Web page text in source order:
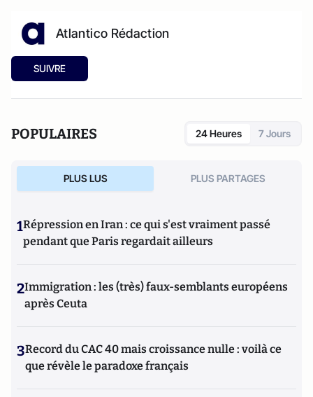
Atlantico Rédaction
SUIVRE
POPULAIRES 24 Heures 7 Jours
PLUS LUS PLUS PARTAGES
1Répression en Iran : ce qui s'est vraiment passé
pendant que Paris regardait ailleurs
2Immigration : les (très) faux-semblants européens
après Ceuta
3Record du CAC 40 mais croissance nulle : voilà ce
que révèle le paradoxe français